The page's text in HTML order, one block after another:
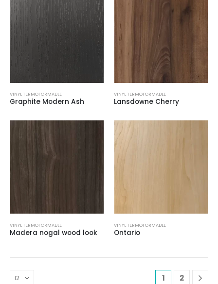
VINYL TERMOFORMABLE
Graphite Modern Ash
VINYL TERMOFORMABLE
Lansdowne Cherry
VINYL TERMOFORMABLE
Madera nogal wood look
VINYL TERMOFORMABLE
Ontario
1 2